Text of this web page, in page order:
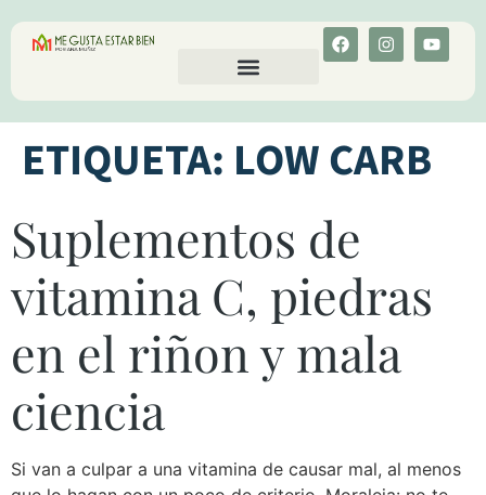
ETIQUETA: LOW CARB
Suplementos de
vitamina C, piedras
en el riñon y mala
ciencia
Si van a culpar a una vitamina de causar mal, al menos